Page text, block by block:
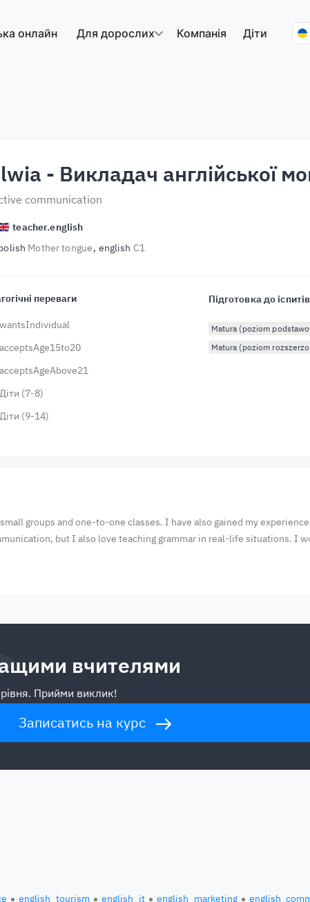
онлайн Для дорослих Компанія Діти
- Викладач англійської
communication
teacher.english
Mother tongue english C1
переваги
wantsIndividual
acceptsAge15to20
acceptsAgeAbove21
Діти (7-8)
Діти (9-14)
Підготовка до іспитів
Matura (poziom
Matura (poziom
groups and one-to-one classes. I have also gained my
but I also love teaching grammar in real-life situations. I
вчителями
рівня. Прийми виклик!
Записатись на курс
english_tourism english_it english_marketing